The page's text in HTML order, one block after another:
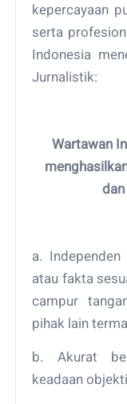
kepercayaan
serta
Indonesia
Jurnalistik:
Wartawan
a.
atau fakta
campur
pihak lain
b. Akurat
keadaan